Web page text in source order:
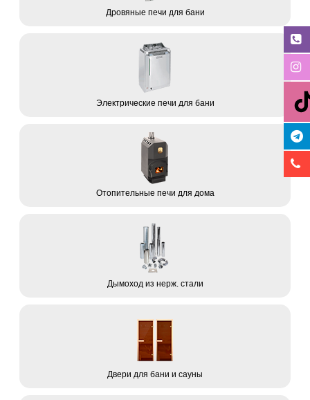
Дровяные печи для бани
Электрические печи для бани
Отопительные печи для дома
Дымоход из нерж. стали
Двери для бани и сауны